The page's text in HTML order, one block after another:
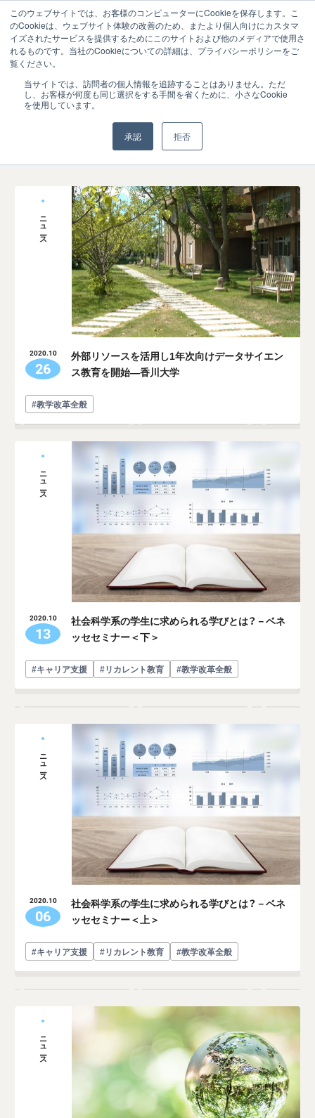
このウェブサイトでは、お客様のコンピューターにCookieを保存します。こ
のCookieは、ウェブサイト体験の改善のため、またより個人向けにカスタマ
イズされたサービスを提供するためにこのサイトおよび他のメディアで使用さ
れるものです。当社のCookieについての詳細は、プライバシーポリシーをご
覧ください。
当サイトでは、訪問者の個人情報を追跡することはありません。ただ
し、お客様が何度も同じ選択をする手間を省くために、小さなCookie
を使用しています。
承認 拒否
#深掘りキーワード
#教学改革全般
ニュース
2020.10
26
外部リソースを活用し1年次向けデータサイエン
ス教育を開始―香川大学
#教学改革全般
ニュース
2020.10
13
社会科学系の学生に求められる学びとは？－ベネ
ッセセミナー＜下＞
#キャリア支援 #リカレント教育 #教学改革全般
ニュース
2020.10
06
社会科学系の学生に求められる学びとは？－ベネ
ッセセミナー＜上＞
#キャリア支援 #リカレント教育 #教学改革全般
ニュース